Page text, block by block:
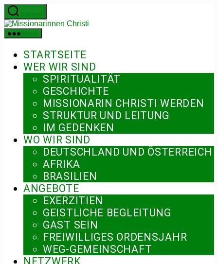
Zum
Inhalt
springen
STARTSEITE
WER WIR SIND
SPIRITUALITÄT
GESCHICHTE
MISSIONARIN CHRISTI WERDEN
STRUKTUR UND LEITUNG
IM GEDENKEN
WO WIR SIND
DEUTSCHLAND UND ÖSTERREICH
AFRIKA
BRASILIEN
ANGEBOTE
EXERZITIEN
GEISTLICHE BEGLEITUNG
GAST SEIN
FREIWILLIGES ORDENSJAHR
WEG-GEMEINSCHAFT
NETZWERK